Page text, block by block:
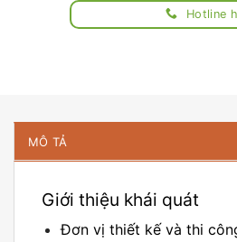
Hotline
MÔ TẢ
Giới thiệu khái quát
Đơn vị thiết kế và thi